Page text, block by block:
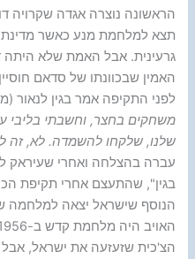
הראשונה נוצרה אגדה שקרויה
תצא למלחמת מנע כאשר מדינת
גרעינית. אבל האמת שלא היתה
האמין שבכוונתו של סדאם
לפני התקיפה אמר בגין לנאור
משחקים בחצר, וחשבתי בליבי
שלנו, שלקחו להשמדה. לא, זה
עברה בהצלחה ואחרי שעיראק
הנוסף שישראל יצאה למלחמה
הצ'כית שזעזעה את ישראל,